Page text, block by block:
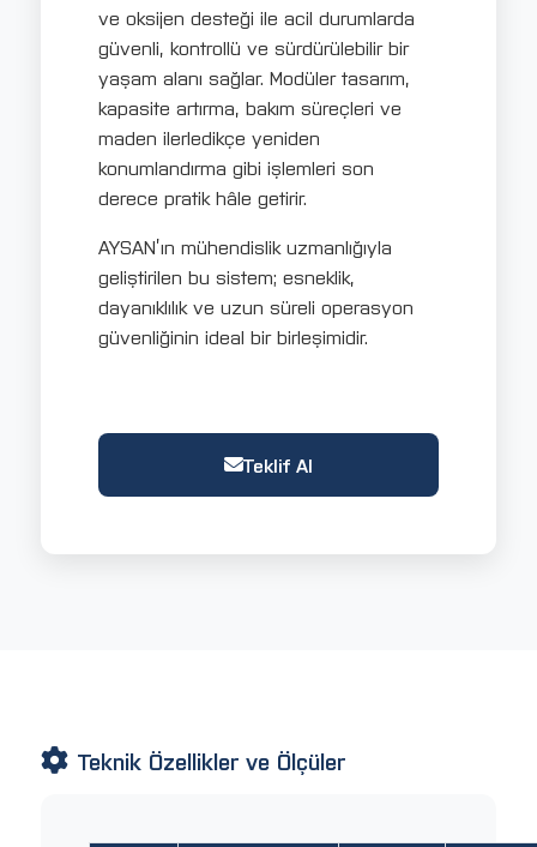
ve oksijen desteği ile acil durumlarda
güvenli, kontrollü ve sürdürülebilir bir
yaşam alanı sağlar. Modüler tasarım,
kapasite artırma, bakım süreçleri ve
maden ilerledikçe yeniden
konumlandırma gibi işlemleri son
derece pratik hâle getirir.
AYSAN’ın mühendislik uzmanlığıyla
geliştirilen bu sistem; esneklik,
dayanıklılık ve uzun süreli operasyon
güvenliğinin ideal bir birleşimidir.
Teklif Al
Teknik Özellikler ve Ölçüler